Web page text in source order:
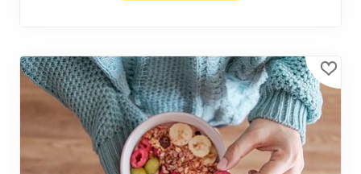
Juicer, smoothie
Kaffe och te
Kontakta hotellet alltid före besöket för att ta
reda på när den bästa tiden är för ditt besök.